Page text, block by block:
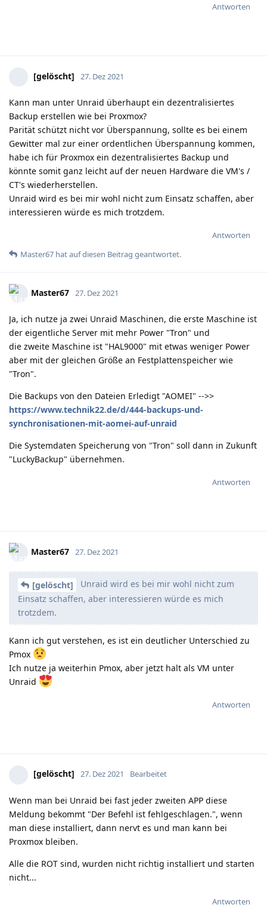
Antworten
[gelöscht] 27. Dez 2021
Kann man unter Unraid überhaupt ein dezentralisiertes
Backup erstellen wie bei Proxmox?
Parität schützt nicht vor Überspannung, sollte es bei einem
Gewitter mal zur einer ordentlichen Überspannung kommen,
habe ich für Proxmox ein dezentralisiertes Backup und
könnte somit ganz leicht auf der neuen Hardware die VM's /
CT's wiederherstellen.
Unraid wird es bei mir wohl nicht zum Einsatz schaffen, aber
interessieren würde es mich trotzdem.
Antworten
Master67 hatauf diesen Beitrag geantwortet.
Master67 27. Dez 2021
Ja, ich nutze ja zwei Unraid Maschinen, die erste Maschine ist
der eigentliche Server mit mehr Power "Tron" und
die zweite Maschine ist "HAL9000" mit etwas weniger Power
aber mit der gleichen Größe an Festplattenspeicher wie
"Tron".
Die Backups von den Dateien Erledigt "AOMEI" -->>
https://www.technik22.de/d/444-backups-und-
synchronisationen-mit-aomei-auf-unraid
Die Systemdaten Speicherung von "Tron" soll dann in Zukunft
"LuckyBackup" übernehmen.
Antworten
Master67 27. Dez 2021
[gelöscht]
Unraid wird es bei mir wohl nicht zum
Einsatz schaffen, aber interessieren würde es mich
trotzdem.
Kann ich gut verstehen, es ist ein deutlicher Unterschied zu
Pmox
Ich nutze ja weiterhin Pmox, aber jetzt halt als VM unter
Unraid
Antworten
[gelöscht] 27. Dez 2021 Bearbeitet
Wenn man bei Unraid bei fast jeder zweiten APP diese
Meldung bekommt "Der Befehl ist fehlgeschlagen.", wenn
man diese installiert, dann nervt es und man kann bei
Proxmox bleiben.
Alle die ROT sind, wurden nicht richtig installiert und starten
nicht...
Antworten